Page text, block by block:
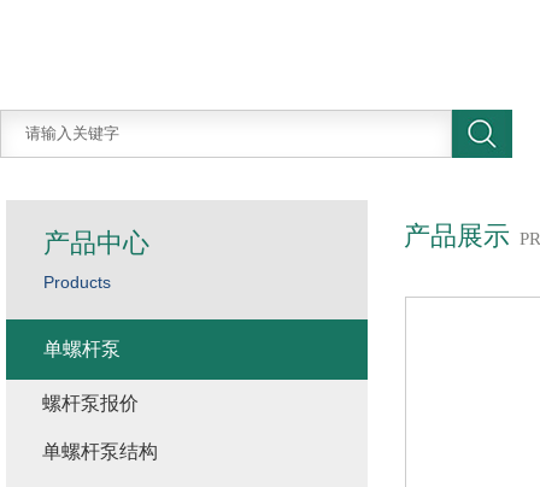
产品展示
产品中心
Products
单螺杆泵
螺杆泵报价
单螺杆泵结构